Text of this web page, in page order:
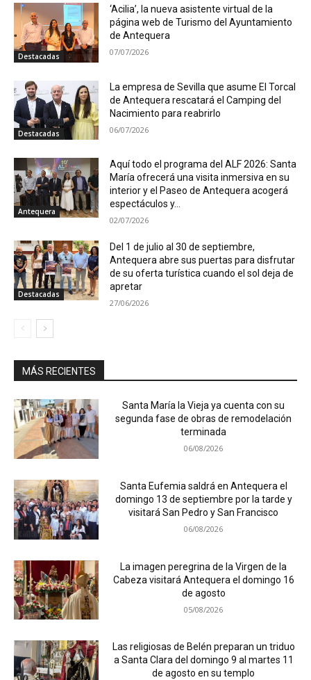
Destacadas
‘Acilia’, la nueva asistente virtual de la
página web de Turismo del Ayuntamiento
de Antequera
07/07/2026
Destacadas
La empresa de Sevilla que asume El Torcal
de Antequera rescatará el Camping del
Nacimiento para reabrirlo
06/07/2026
Antequera
Aquí todo el programa del ALF 2026: Santa
María ofrecerá una visita inmersiva en su
interior y el Paseo de Antequera acogerá
espectáculos y...
02/07/2026
Destacadas
Del 1 de julio al 30 de septiembre,
Antequera abre sus puertas para disfrutar
de su oferta turística cuando el sol deja de
apretar
27/06/2026
MÁS RECIENTES
Santa María la Vieja ya cuenta con su
segunda fase de obras de remodelación
terminada
06/08/2026
Santa Eufemia saldrá en Antequera el
domingo 13 de septiembre por la tarde y
visitará San Pedro y San Francisco
06/08/2026
La imagen peregrina de la Virgen de la
Cabeza visitará Antequera el domingo 16
de agosto
05/08/2026
Las religiosas de Belén preparan un triduo
a Santa Clara del domingo 9 al martes 11
de agosto en su templo